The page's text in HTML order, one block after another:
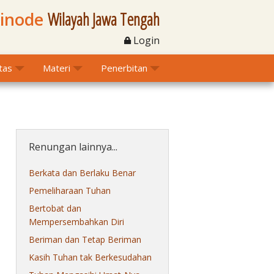
Wilayah Jawa Tengah
Login
Materi Penerbitan
Renungan lainnya...
Berkata dan Berlaku Benar
Pemeliharaan Tuhan
Bertobat dan
Mempersembahkan Diri
Beriman dan Tetap Beriman
Kasih Tuhan tak Berkesudahan